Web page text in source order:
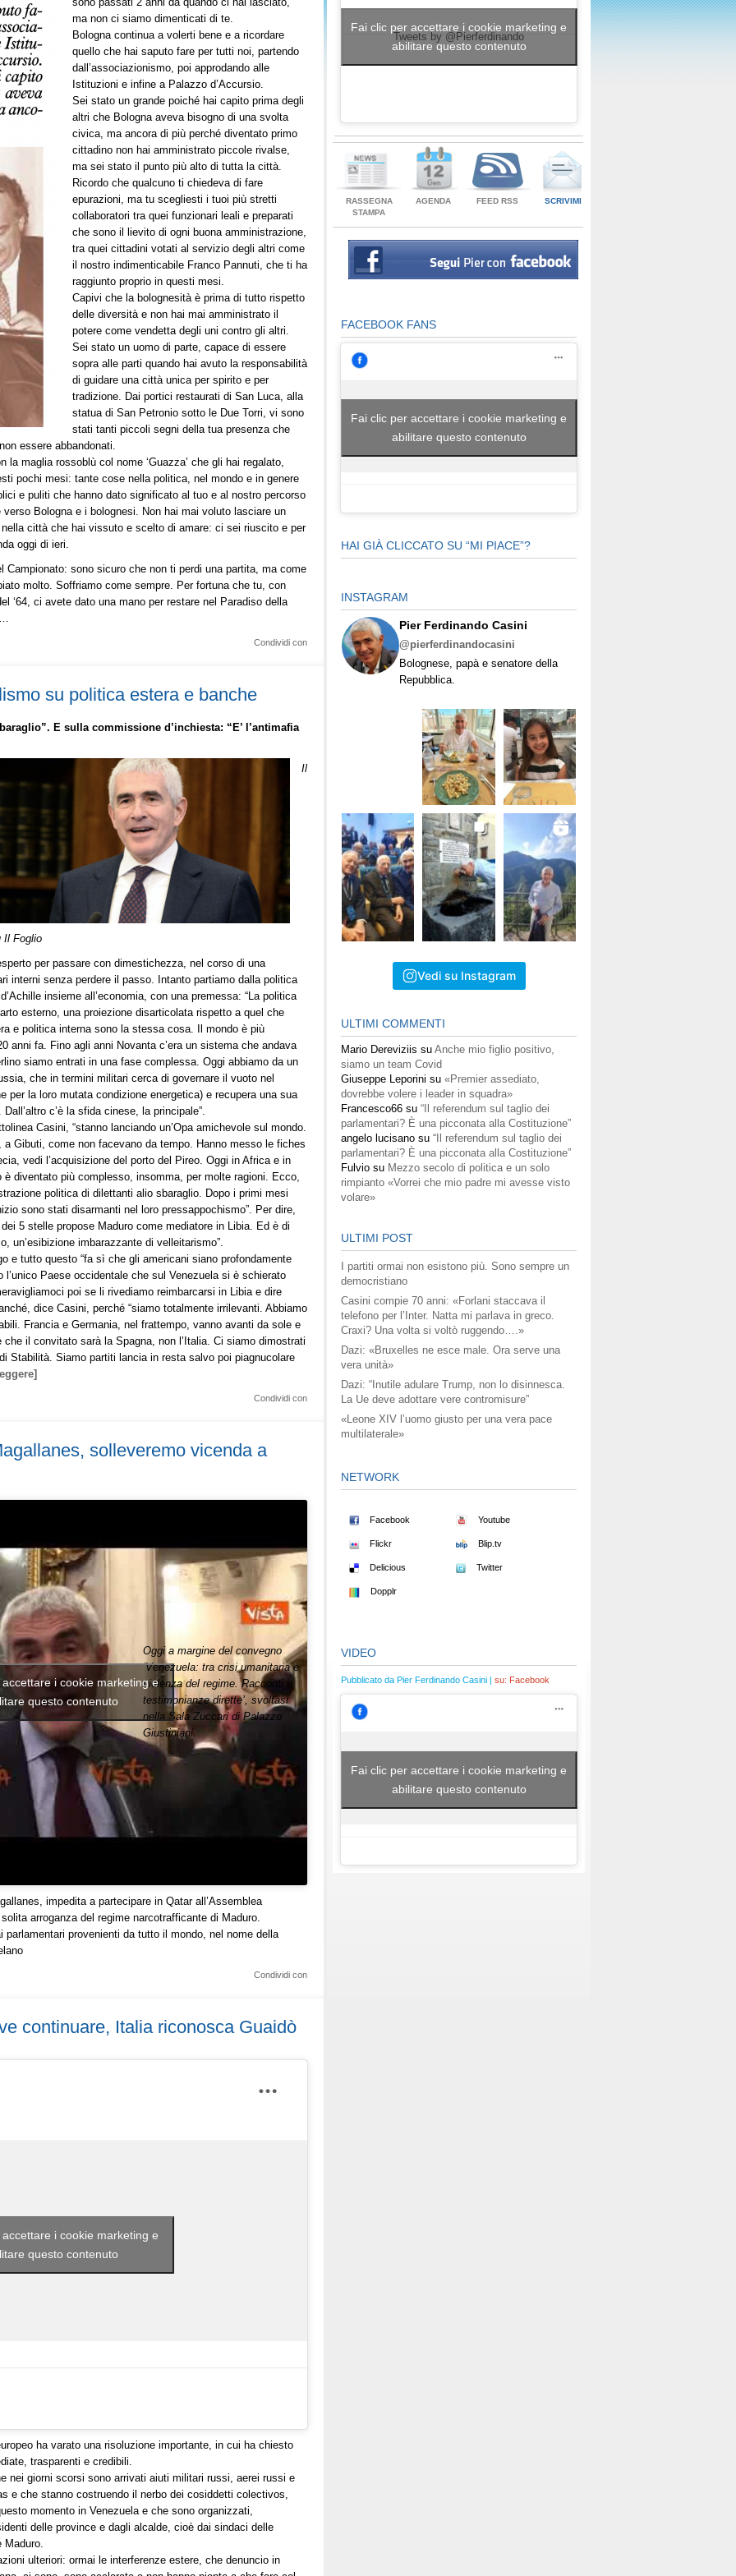
ma non ci siamo dimenticati di te.
Bologna continua a volerti bene e a ricordare
quello che hai saputo fare per tutti noi, partendo
dall’associazionismo, poi approdando alle
Istituzioni e infine a Palazzo d’Accursio.
Sei stato un grande poiché hai capito prima degli
altri che Bologna aveva bisogno di una svolta
civica, ma ancora di più perché diventato primo
cittadino non hai amministrato piccole rivalse,
ma sei stato il punto più alto di tutta la città.
Ricordo che qualcuno ti chiedeva di fare
epurazioni, ma tu scegliesti i tuoi più stretti
collaboratori tra quei funzionari leali e preparati
che sono il lievito di ogni buona amministrazione,
tra quei cittadini votati al servizio degli altri come
il nostro indimenticabile Franco Pannuti, che ti ha
raggiunto proprio in questi mesi.
Capivi che la bolognesità è prima di tutto rispetto
delle diversità e non hai mai amministrato il
potere come vendetta degli uni contro gli altri.
Sei stato un uomo di parte, capace di essere
sopra alle parti quando hai avuto la responsabilità
di guidare una città unica per spirito e per
tradizione. Dai portici restaurati di San Luca, alla
statua di San Petronio sotto le Due Torri, vi sono
stati tanti piccoli segni della tua presenza che
essere abbandonati.
maglia rossoblù col nome ‘Guazza’ che gli hai regalato,
pochi mesi: tante cose nella politica, nel mondo e in genere
e puliti che hanno dato significato al tuo e al nostro percorso
Bologna e i bolognesi. Non hai mai voluto lasciare un
città che hai vissuto e scelto di amare: ci sei riuscito e per
oggi di ieri.
Campionato: sono sicuro che non ti perdi una partita, ma come
molto. Soffriamo come sempre. Per fortuna che tu, con
‘64, ci avete dato una mano per restare nel Paradiso della
Condividi con
su politica estera e banche
E sulla commissione d’inchiesta: “E’ l’antimafia
Il
Il Foglio
per passare con dimestichezza, nel corso di una
interni senza perdere il passo. Intanto partiamo dalla politica
insieme all’economia, con una premessa: “La politica
esterno, una proiezione disarticolata rispetto a quel che
e politica interna sono la stessa cosa. Il mondo è più
anni fa. Fino agli anni Novanta c’era un sistema che andava
siamo entrati in una fase complessa. Oggi abbiamo da un
che in termini militari cerca di governare il vuoto nel
per la loro mutata condizione energetica) e recupera una sua
c’è la sfida cinese, la principale”.
Casini, “stanno lanciando un’Opa amichevole sul mondo.
Gibuti, come non facevano da tempo. Hanno messo le fiches
vedi l’acquisizione del porto del Pireo. Oggi in Africa e in
è diventato più complesso, insomma, per molte ragioni. Ecco,
politica di dilettanti alio sbaraglio. Dopo i primi mesi
sono stati disarmanti nel loro pressappochismo”. Per dire,
5 stelle propose Maduro come mediatore in Libia. Ed è di
un’esibizione imbarazzante di velleitarismo”.
e tutto questo “fa sì che gli americani siano profondamente
Paese occidentale che sul Venezuela si è schierato
poi se li rivediamo reimbarcarsi in Libia e dire
dice Casini, perché “siamo totalmente irrilevanti. Abbiamo
Francia e Germania, nel frattempo, vanno avanti da sole e
il convitato sarà la Spagna, non l’Italia. Ci siamo dimostrati
Stabilità. Siamo partiti lancia in resta salvo poi piagnucolare
Condividi con
solleveremo vicenda a
Oggi a margine del convegno
‘Venezuela: tra crisi umanitaria e
violenza del regime. Racconti e
testimonianze dirette’, svoltasi
nella Sala Zuccari di Palazzo
Giustiniani.
i cookie marketing e
questo contenuto
impedita a partecipare in Qatar all’Assemblea
arroganza del regime narcotrafficante di Maduro.
provenienti da tutto il mondo, nel nome della
Condividi con
continuare, Italia riconosca Guaidò
i cookie marketing e
questo contenuto
ha varato una risoluzione importante, in cui ha chiesto
trasparenti e credibili.
nei giorni scorsi sono arrivati aiuti militari russi, aerei russi e
e che stanno costruendo il nerbo dei cosiddetti colectivos,
momento in Venezuela e che sono organizzati,
delle province e dagli alcalde, cioè dai sindaci delle
Maduro.
ulteriori: ormai le interferenze estere, che denuncio in
Tweets by @Pierferdinando
Fai clic per accettare i cookie marketing e
abilitare questo contenuto
RASSEGNA
STAMPA
AGENDA FEED RSS SCRIVIMI
FACEBOOK FANS
Fai clic per accettare i cookie marketing e
abilitare questo contenuto
HAI GIÀ CLICCATO SU “MI PIACE”?
INSTAGRAM
Pier Ferdinando Casini
@pierferdinandocasini
Bolognese, papà e senatore della
Repubblica.
Vedi su Instagram
ULTIMI COMMENTI
Mario Dereviziis su Anche mio figlio positivo,
siamo un team Covid
Giuseppe Leporini su «Premier assediato,
dovrebbe volere i leader in squadra»
Francesco66 su “Il referendum sul taglio dei
parlamentari? È una picconata alla Costituzione”
angelo lucisano su “Il referendum sul taglio dei
parlamentari? È una picconata alla Costituzione”
Fulvio su Mezzo secolo di politica e un solo
rimpianto «Vorrei che mio padre mi avesse visto
volare»
ULTIMI POST
I partiti ormai non esistono più. Sono sempre un
democristiano
Casini compie 70 anni: «Forlani staccava il
telefono per l’Inter. Natta mi parlava in greco.
Craxi? Una volta si voltò ruggendo….»
Dazi: «Bruxelles ne esce male. Ora serve una
vera unità»
Dazi: “Inutile adulare Trump, non lo disinnesca.
La Ue deve adottare vere contromisure”
«Leone XIV l’uomo giusto per una vera pace
multilaterale»
NETWORK
Facebook Youtube
Flickr Blip.tv
Delicious Twitter
Dopplr
VIDEO
Pubblicato da Pier Ferdinando Casini | su: Facebook
Fai clic per accettare i cookie marketing e
abilitare questo contenuto